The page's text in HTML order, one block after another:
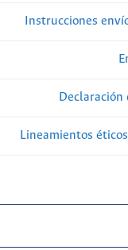
Instrucciones
Lineamientos